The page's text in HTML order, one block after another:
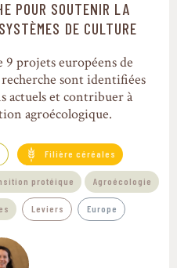
POUR SOUTENIR LA
DE CULTURE
9 projets européens de
sont identifiées
actuels et contribuer à
agroécologique.
Filière céréales
protéique Agroécologie
Leviers Europe